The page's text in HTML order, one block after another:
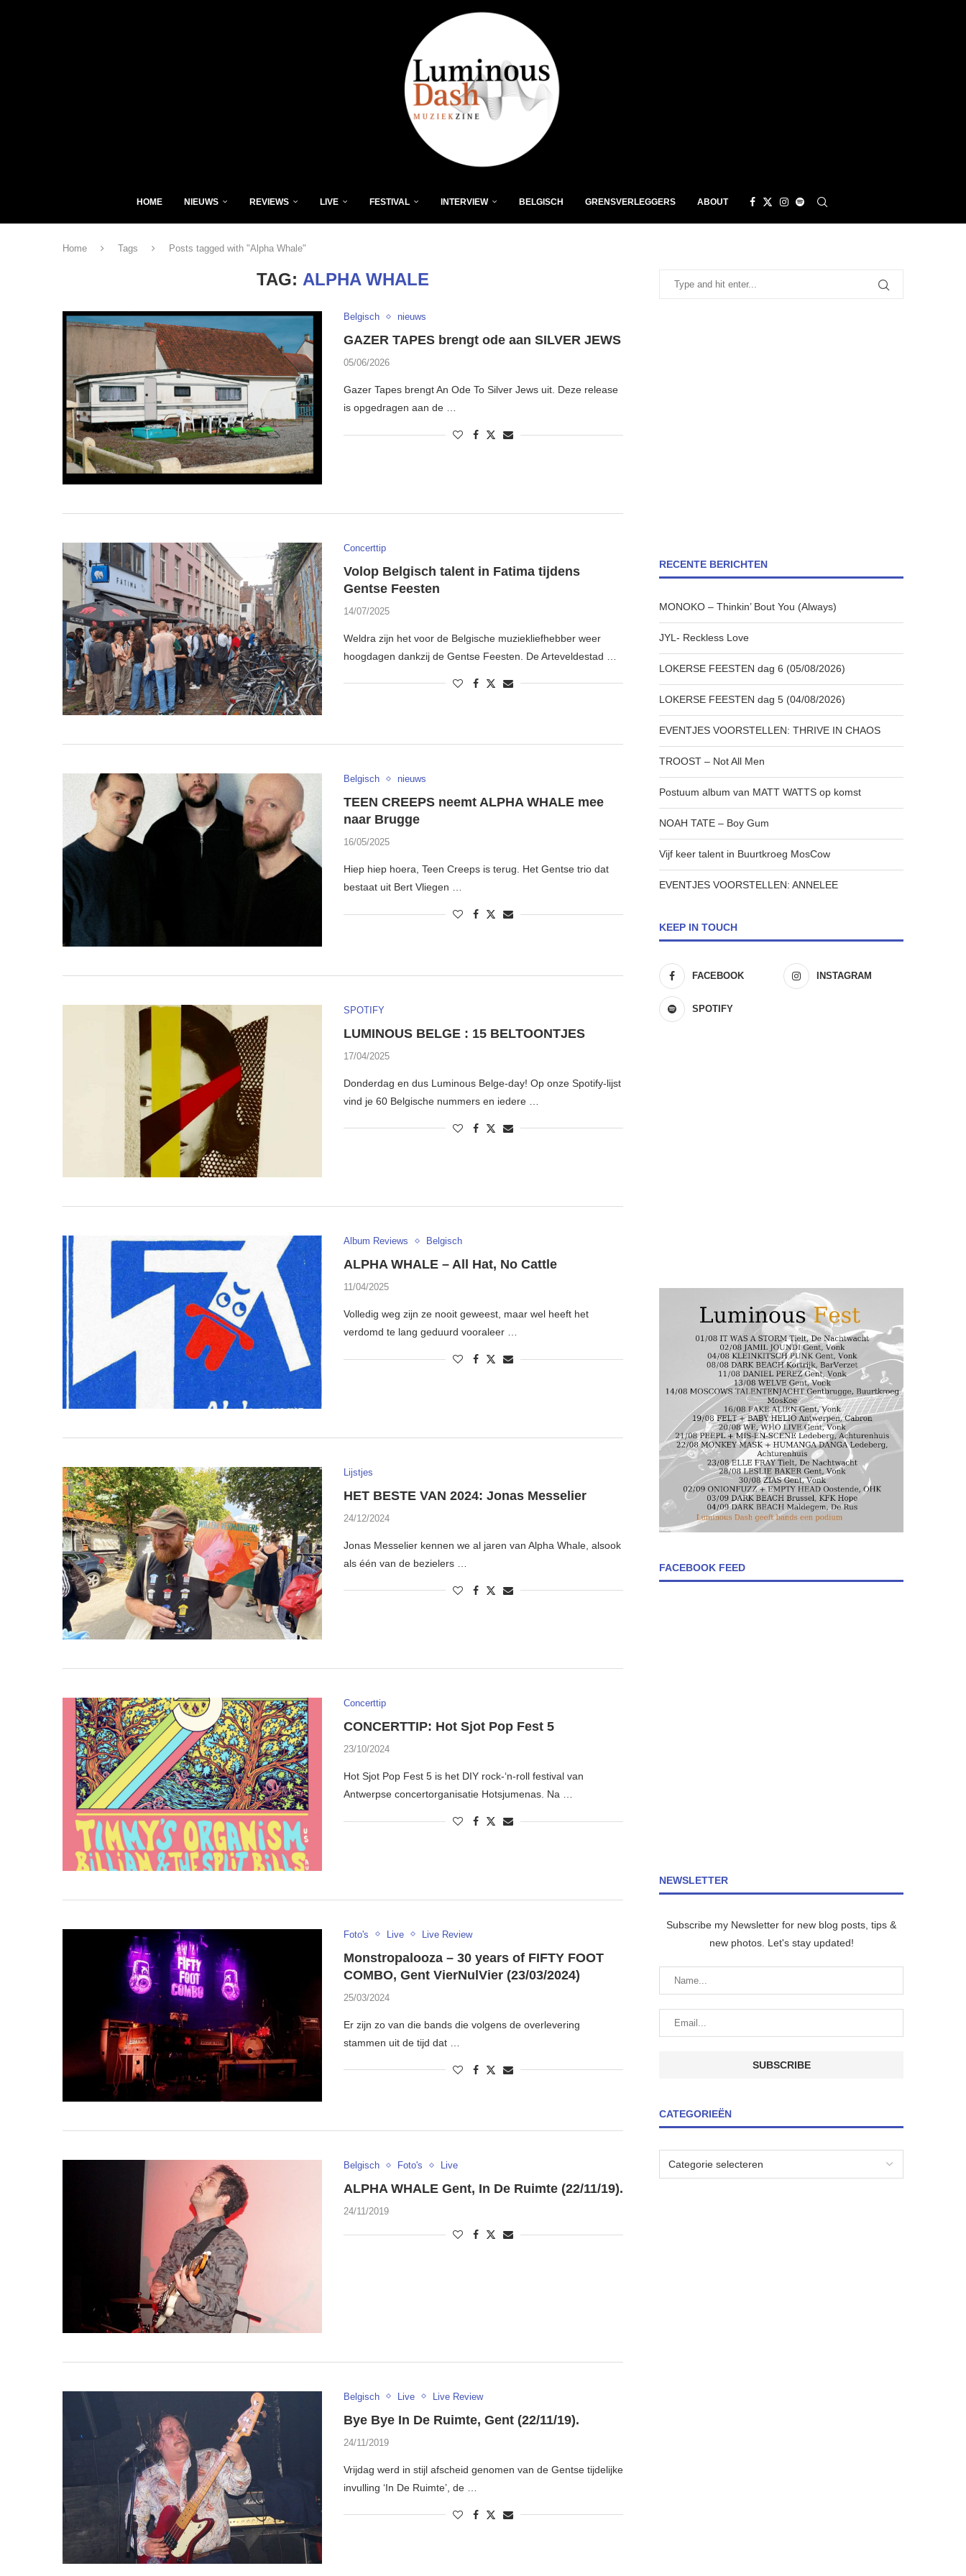
HOME NIEUWS REVIEWS LIVE FESTIVAL INTERVIEW BELGISCH GRENSVERLEGGERS ABOUT
Home Tags Posts tagged with "Alpha Whale"
TAG: ALPHA WHALE
Belgisch nieuws
GAZER TAPES brengt ode aan SILVER JEWS
05/06/2026
Gazer Tapes brengt An Ode To Silver Jews uit. Deze release
is opgedragen aan de …
Concerttip
Volop Belgisch talent in Fatima tijdens
Gentse Feesten
14/07/2025
Weldra zijn het voor de Belgische muziekliefhebber weer
hoogdagen dankzij de Gentse Feesten. De Arteveldestad …
Belgisch nieuws
TEEN CREEPS neemt ALPHA WHALE mee
naar Brugge
16/05/2025
Hiep hiep hoera, Teen Creeps is terug. Het Gentse trio dat
bestaat uit Bert Vliegen …
SPOTIFY
LUMINOUS BELGE : 15 BELTOONTJES
17/04/2025
Donderdag en dus Luminous Belge-day! Op onze Spotify-lijst
vind je 60 Belgische nummers en iedere …
Album Reviews Belgisch
ALPHA WHALE – All Hat, No Cattle
11/04/2025
Volledig weg zijn ze nooit geweest, maar wel heeft het
verdomd te lang geduurd vooraleer …
Lijstjes
HET BESTE VAN 2024: Jonas Messelier
24/12/2024
Jonas Messelier kennen we al jaren van Alpha Whale, alsook
als één van de bezielers …
Concerttip
CONCERTTIP: Hot Sjot Pop Fest 5
23/10/2024
Hot Sjot Pop Fest 5 is het DIY rock-‘n-roll festival van
Antwerpse concertorganisatie Hotsjumenas. Na …
Foto's Live Live Review
Monstropalooza – 30 years of FIFTY FOOT
COMBO, Gent VierNulVier (23/03/2024)
25/03/2024
Er zijn zo van die bands die volgens de overlevering
stammen uit de tijd dat …
Belgisch Foto's Live
ALPHA WHALE Gent, In De Ruimte (22/11/19).
24/11/2019
Belgisch Live Live Review
Bye Bye In De Ruimte, Gent (22/11/19).
24/11/2019
Vrijdag werd in stijl afscheid genomen van de Gentse tijdelijke
invulling ‘In De Ruimte’, de …
RECENTE BERICHTEN
MONOKO – Thinkin’ Bout You (Always)
JYL- Reckless Love
LOKERSE FEESTEN dag 6 (05/08/2026)
LOKERSE FEESTEN dag 5 (04/08/2026)
EVENTJES VOORSTELLEN: THRIVE IN CHAOS
TROOST – Not All Men
Postuum album van MATT WATTS op komst
NOAH TATE – Boy Gum
Vijf keer talent in Buurtkroeg MosCow
EVENTJES VOORSTELLEN: ANNELEE
KEEP IN TOUCH
FACEBOOK INSTAGRAM
SPOTIFY
FACEBOOK FEED
NEWSLETTER
Subscribe my Newsletter for new blog posts, tips &
new photos. Let's stay updated!
CATEGORIEËN